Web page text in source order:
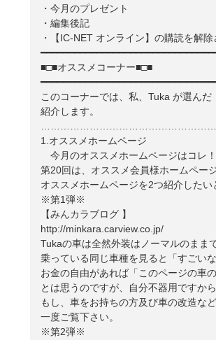
・今月のプレゼント
・編集後記
・【IC-NET オンライン】の購読を解
■□■オススメコーナー■□■
このコーナーでは、私、Tuka が選ん
紹介します。
1.オススメホームページ
今月のオススメホームページはコレ！
第20回は、オススメ会員様ホームペー
オススメホームページを2つ紹介したい
※第1弾※
【みんカラブログ 】
http://minkara.carview.co.jp/
Tukaの車は全然外装はノーマルのまま
乗っている同じ車種を見ると「すごい
お金の自由があれば「このページの車
とは思うのですが、自分不器用ですから
もし、車をお持ちの方及び車の改造な
一度ご覧下さい。
※第2弾※